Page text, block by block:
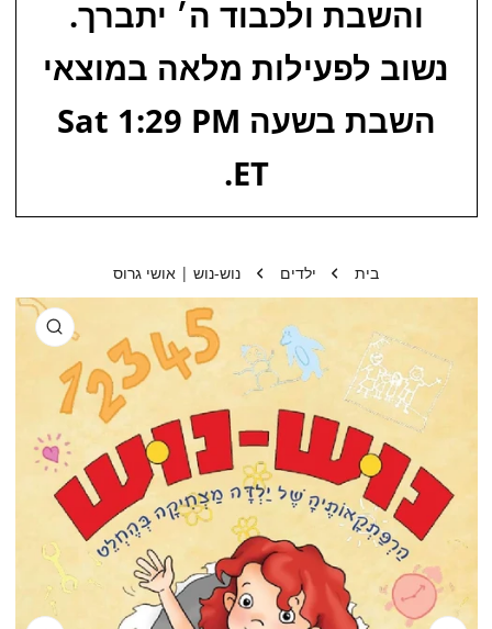
והשבת ולכבוד ה׳ יתברך.
נשוב לפעילות מלאה במוצאי
השבת בשעה Sat 1:29 PM
ET
.
בית ילדים נוש-נוש | אושי גרוס